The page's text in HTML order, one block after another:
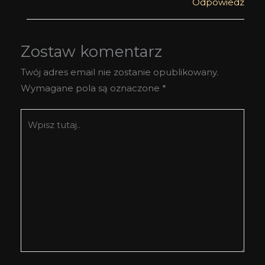
Zostaw komentarz
Twój adres email nie zostanie opublikowany.
Wymagane pola są oznaczone *
tutaj..